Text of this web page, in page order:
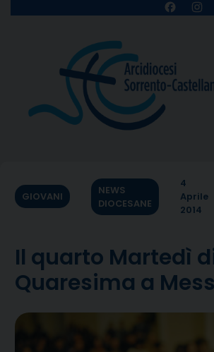
Facebook
GIOVANI
NEWS
DIOCESANE
4
Aprile
2014
Il quarto Martedì
Quaresima a